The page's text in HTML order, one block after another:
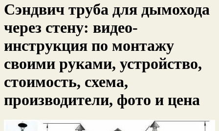
Сэндвич труба для дымохода
через стену: видео-
инструкция по монтажу
своими руками, устройство,
стоимость, схема,
производители, фото и цена